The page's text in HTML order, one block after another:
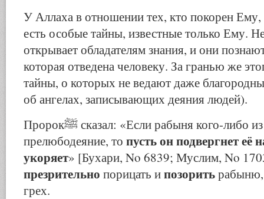
У Аллаха в отношении тех, кто покорен Ему,
есть особые тайны, известные только Ему.
открывает обладателям знания, и они
которая отведена человеку. За гранью же
тайны, о которых не ведают даже
об ангелах, записывающих деяния людей).
Пророкﷺ сказал: «Если рабыня кого-либо из вас совершит
прелюбодеяние, то пусть он подвергнет её
укоряет» [Бухари, No 6839; Муслим, No
презрительно порицать ипозорить
грех.